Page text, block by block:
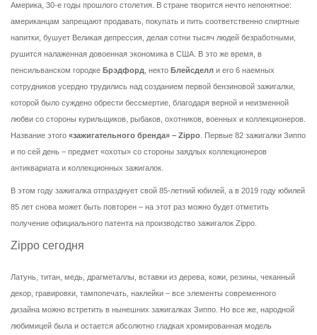
Америка, 30-е годы прошлого столетия. В стране творится нечто непонятное:
американцам запрещают продавать, покупать и пить соответственно спиртные
напитки, бушует Великая депрессия, делая сотни тысяч людей безработными,
рушится налаженная довоенная экономика в США. В это же время, в
пенсильванском городке Брэдфорд , некто Блейсделл и его 6 наемных
сотрудников усердно трудились над созданием первой бензиновой зажигалки,
которой было суждено обрести бессмертие, благодаря верной и неизменной
любви со стороны курильщиков, рыбаков, охотников, военных и коллекционеров.
Название этого «зажигательного бренда» – Zippo . Первые 82 зажигалки Зиппо
и по сей день – предмет «охоты» со стороны заядлых коллекционеров
антиквариата и коллекционных зажигалок.
В этом году зажигалка отпразднует свой 85-летний юбилей, а в 2019 году юбилей
85 лет снова может быть повторен – на этот раз можно будет отметить
получение официального патента на производство зажигалок Zippo.
Zippo сегодня
Латунь, титан, медь, драгметаллы, вставки из дерева, кожи, резины, чеканный
декор, гравировки, тампопечать, наклейки – все элементы современного
дизайна можно встретить в нынешних зажигалках Зиппо. Но все же, народной
любимицей была и остается абсолютно гладкая хромированная модель